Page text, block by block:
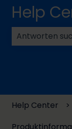
Help
Help Center